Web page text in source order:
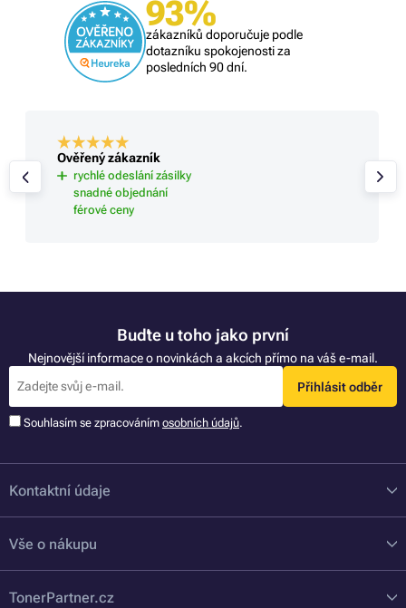
93%
zákazníků doporučuje podle
dotazníku spokojenosti za
posledních 90 dní.
Ověřený zákazník
rychlé odeslání zásilky
snadné objednání
férové ceny
Buďte u toho jako první
Nejnovější informace o novinkách a akcích přímo na váš e-mail.
Přihlásit odběr
Souhlasím se zpracováním osobních údajů.
Kontaktní údaje
Vše o nákupu
TonerPartner.cz